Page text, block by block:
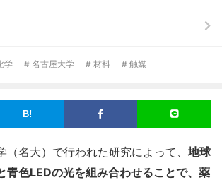
学 # 名古屋大学 # 材料 # 触媒
（名大）で行われた研究によって、 地球
青色LEDの光を組み合わせることで、薬